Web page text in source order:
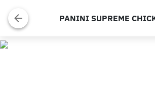
PANINI SUPREME